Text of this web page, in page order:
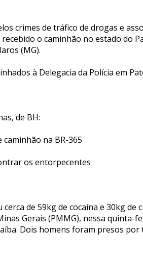
crimes de tráfico de drogas e
o caminhão no estado do
(MG).
à Delegacia da Polícia em
de BH:
caminhão na BR-365
os entorpecentes
de 59kg de cocaína e 30kg de
Gerais (PMMG), nessa quinta-
Dois homens foram presos